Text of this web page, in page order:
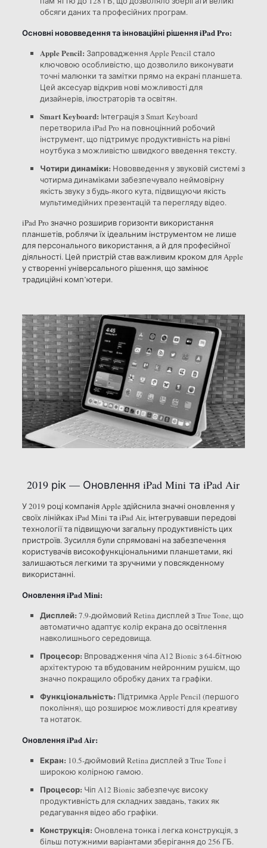
обсяги даних та професійних програм.
Основні нововведення та інноваційні рішення iPad Pro:
Apple Pencil: Запровадження Apple Pencil стало
ключовою особливістю, що дозволило виконувати
точні малюнки та замітки прямо на екрані планшета.
Цей аксесуар відкрив нові можливості для
дизайнерів, ілюстраторів та освітян.
Smart Keyboard: Інтеграція з Smart Keyboard
перетворила iPad Pro на повноцінний робочий
інструмент, що підтримує продуктивність на рівні
ноутбука з можливістю швидкого введення тексту.
Чотири динаміки: Нововведення у звуковій системі з
чотирма динаміками забезпечувало неймовірну
якість звуку з будь-якого кута, підвищуючи якість
мультимедійних презентацій та перегляду відео.
iPad Pro значно розширив горизонти використання
планшетів, роблячи їх ідеальним інструментом не лише
для персонального використання, а й для професійної
діяльності. Цей пристрій став важливим кроком для Apple
у створенні універсального рішення, що замінює
традиційні комп’ютери.
2019 рік — Оновлення iPad Mini та iPad Air
У 2019 році компанія Apple здійснила значні оновлення у
своїх лінійках iPad Mini та iPad Air, інтегрувавши передові
технології та підвищуючи загальну продуктивність цих
пристроїв. Зусилля були спрямовані на забезпечення
користувачів високофункціональними планшетами, які
залишаються легкими та зручними у повсякденному
використанні.
Оновлення iPad Mini:
Дисплей: 7.9-дюймовий Retina дисплей з True Tone, що
автоматично адаптує колір екрана до освітлення
навколишнього середовища.
Процесор: Впровадження чіпа A12 Bionic з 64-бітною
архітектурою та вбудованим нейронним рушієм, що
значно покращило обробку даних та графіки.
Функціональність: Підтримка Apple Pencil (першого
покоління), що розширює можливості для креативу
та нотаток.
Оновлення iPad Air:
Екран: 10.5-дюймовий Retina дисплей з True Tone і
широкою колірною гамою.
Процесор: Чіп A12 Bionic забезпечує високу
продуктивність для складних завдань, таких як
редагування відео або графіки.
Конструкція: Оновлена тонка і легка конструкція, з
більш потужними варіантами зберігання до 256 ГБ.